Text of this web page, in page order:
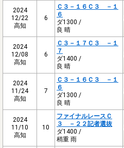
2024
12/22
高知
6
Ｃ３－１６Ｃ３ －１
６
ダ1300 /
良 晴
2024
12/08
高知
6
Ｃ３－１７Ｃ３ －１
７
ダ1400 /
良 晴
2024
11/24
高知
7
Ｃ３－１６Ｃ３ －１
６
ダ1300 /
良 晴
2024
11/10
高知
10
ファイナルレースＣ
３ －２２記者選抜
ダ1400 /
稍重 雨